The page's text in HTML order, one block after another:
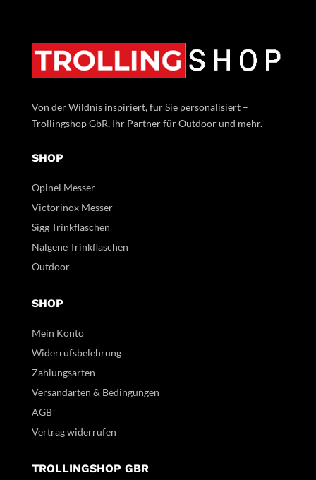
Von der Wildnis inspiriert, für Sie personalisiert –
Trollingshop GbR, Ihr Partner für Outdoor und mehr.
SHOP
Opinel Messer
Victorinox Messer
Sigg Trinkflaschen
Nalgene Trinkflaschen
Outdoor
SHOP
Mein Konto
Widerrufsbelehrung
Zahlungsarten
Versandarten & Bedingungen
AGB
Vertrag widerrufen
TROLLINGSHOP GBR